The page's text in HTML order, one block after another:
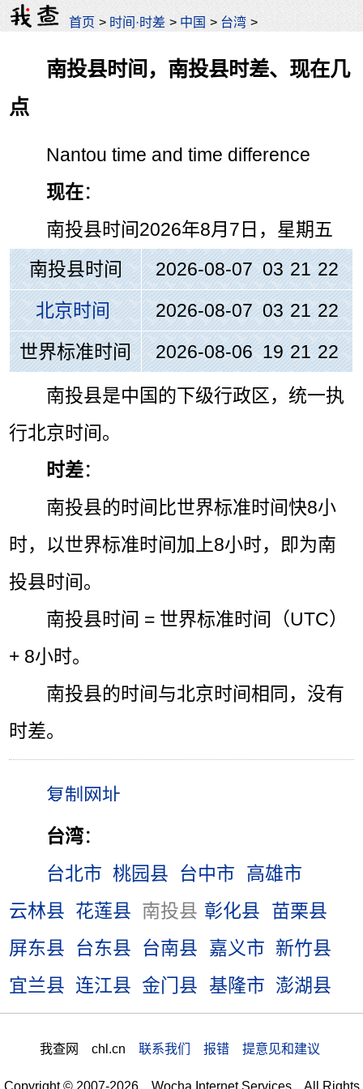
首页 > 时间·时差 > 中国 > 台湾 >
南投县时间，南投县时差、现在几
点
Nantou time and time difference
现在：
南投县时间2026年8月7日，星期五
南投县时间
2026-08-07 03 21 22
北京时间
2026-08-07 03 21 22
世界标准时间
2026-08-06 19 21 22
南投县是中国的下级行政区，统一执
行北京时间。
时差：
南投县的时间比世界标准时间快8小
时，以世界标准时间加上8小时，即为南
投县时间。
南投县时间 = 世界标准时间（UTC）
+ 8小时。
南投县的时间与北京时间相同，没有
时差。
台湾：
台北市 桃园县 台中市
高雄市
云林县 花莲县 南投县 彰化县
苗栗县
屏东县
台东县 台南县 嘉义市 新竹县
宜兰县 连江县 金门县 基隆市 澎湖县
我查网 chl.cn 联系我们 报错 提意见和建议
Copyright © 2007-2026 Wocha Internet Services All Rights